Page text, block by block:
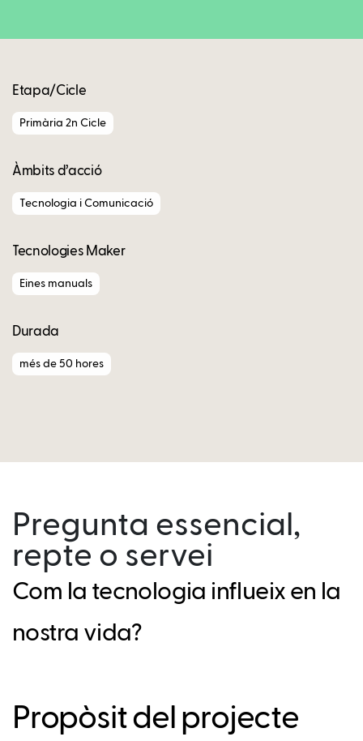
Etapa/Cicle
Primària 2n Cicle
Àmbits d’acció
Tecnologia i Comunicació
Tecnologies Maker
Eines manuals
Durada
més de 50 hores
Pregunta essencial,
repte o servei
Com la tecnologia influeix en la
nostra vida?
Propòsit del projecte